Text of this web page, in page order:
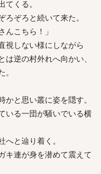
くる。
ぞろと続いて来た。
んこちら！」
視しない様にしながら
逆の村外れへ向かい、
と思い叢に姿を隠す。
いる一団が騒いでいる横
と辿り着く。
キ連が身を潜めて震えて